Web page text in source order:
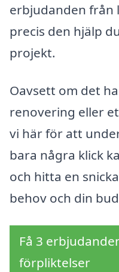
erbjudanden från
precis den hjälp
projekt.
Oavsett om det
renovering eller
vi här för att
bara några klick
och hitta en
behov och din
Få 3
förpliktelser